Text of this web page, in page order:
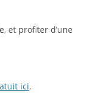
et profiter d’une
ici.